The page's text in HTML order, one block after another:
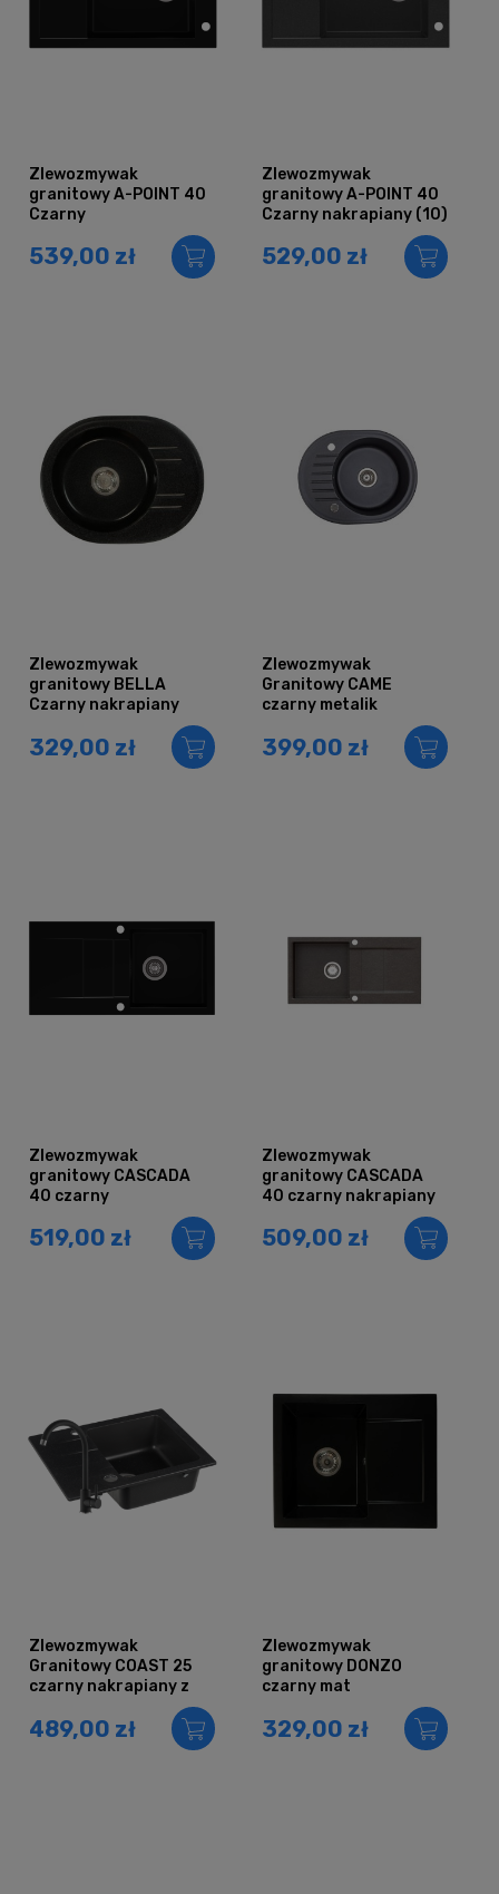
Zlewozmywak
granitowy A-POINT 40
Czarny
539,00 zł
Zlewozmywak
granitowy A-POINT 40
Czarny nakrapiany (10)
529,00 zł
Zlewozmywak
granitowy BELLA
Czarny nakrapiany
329,00 zł
Zlewozmywak
Granitowy CAME
czarny metalik
399,00 zł
Zlewozmywak
granitowy CASCADA
40 czarny
519,00 zł
Zlewozmywak
granitowy CASCADA
40 czarny nakrapiany
509,00 zł
Zlewozmywak
Granitowy COAST 25
czarny nakrapiany z
489,00 zł
Zlewozmywak
granitowy DONZO
czarny mat
329,00 zł